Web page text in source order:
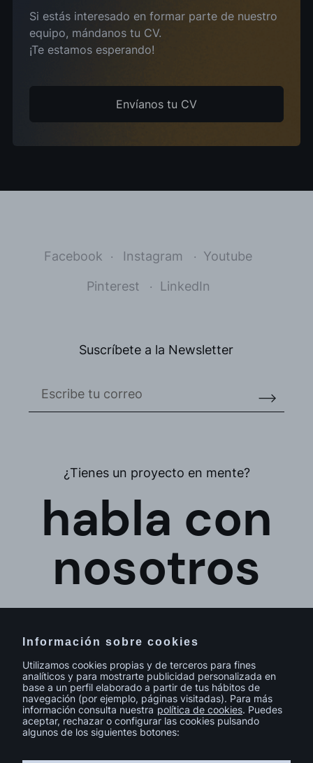
Si estás interesado en formar parte de nuestro
equipo, mándanos tu CV.
¡Te estamos esperando!
Envíanos tu CV
Facebook Instagram Youtube
Pinterest LinkedIn
Suscríbete a la Newsletter
¿Tienes un proyecto en mente?
habla con
nosotros
Información sobre cookies
Utilizamos cookies propias y de terceros para fines
analíticos y para mostrarte publicidad personalizada en
base a un perfil elaborado a partir de tus hábitos de
navegación (por ejemplo, páginas visitadas). Para más
información consulta nuestra política de cookies. Puedes
aceptar, rechazar o configurar las cookies pulsando
algunos de los siguientes botones: